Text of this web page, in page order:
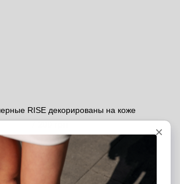
RISE декорированы на коже